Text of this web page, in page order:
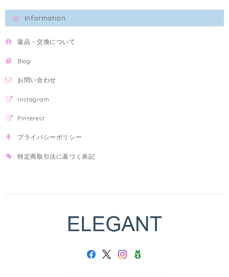
Information
返品・交換について
Blog
お問い合わせ
Instagram
Pinterest
プライバシーポリシー
特定商取引法に基づく表記